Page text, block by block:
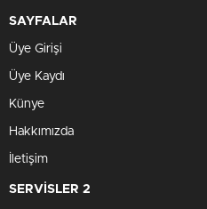
SAYFALAR
Üye Girişi
Üye Kaydı
Künye
Hakkımızda
İletişim
SERVİSLER 2